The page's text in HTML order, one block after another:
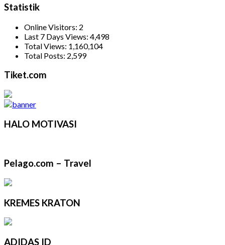
Statistik
Online Visitors: 2
Last 7 Days Views: 4,498
Total Views: 1,160,104
Total Posts: 2,599
Tiket.com
HALO MOTIVASI
Pelago.com – Travel
KREMES KRATON
ADIDAS ID